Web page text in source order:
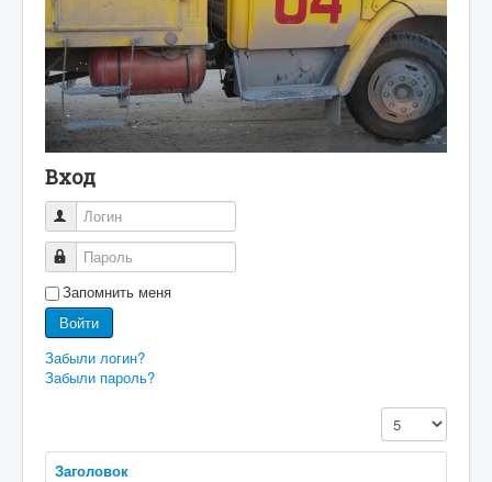
Вход
Логин
Пароль
Запомнить меня
Войти
Забыли логин?
Забыли пароль?
Кол-во строк:
Заголовок